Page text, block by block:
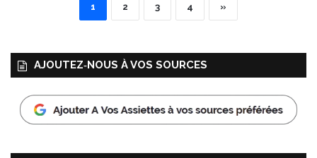
1 2 3 4 »
AJOUTEZ‑NOUS À VOS SOURCES